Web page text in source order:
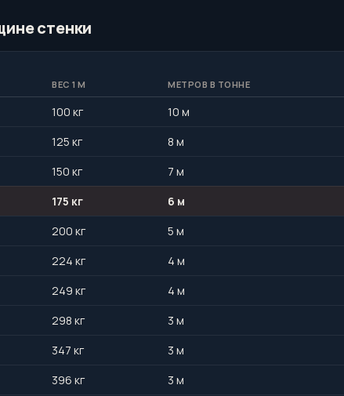
стенки
ВЕС 1 М МЕТРОВ В ТОННЕ
100 кг
10 м
125 кг
8 м
150 кг
7 м
175 кг
6 м
200 кг
5 м
224 кг
4 м
249 кг
4 м
298 кг
3 м
347 кг
3 м
396 кг
3 м